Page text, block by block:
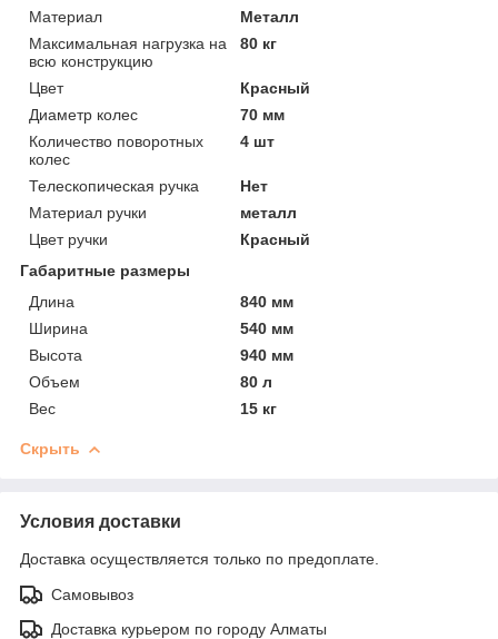
Материал
Металл
Максимальная нагрузка на
всю конструкцию
80 кг
Цвет
Красный
Диаметр колес
70 мм
Количество поворотных
колес
4 шт
Телескопическая ручка
Нет
Материал ручки
металл
Цвет ручки
Красный
Габаритные размеры
Длина
840 мм
Ширина
540 мм
Высота
940 мм
Объем
80 л
Вес
15 кг
Скрыть
Условия доставки
Доставка осуществляется только по предоплате.
Самовывоз
Доставка курьером по городу Алматы